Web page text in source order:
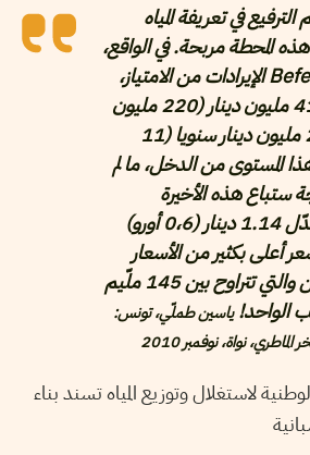
في تعريفة المياه
المحطة مربحة. في الواقع،
قدّرت شركة Befesa Agua الإيرادات من الامتياز،
في 20 سنة، بحوالي 417 مليون دينار (220 مليون
أورو)، أي بمعدّل 20,9 مليون دينار سنويا (11
المستوى من الدخل، ما لم
ستباع هذه الأخيرة
لعقدين من الزمن بمعدّل 1.14 دينار (0،6 أورو)
أعلى بكثير من الأسعار
المطبقة في الوقت الراهن والتي تتراوح بين 145 ملّيم
ياسين طملّي، تونس:
نواة، نوفمبر 2010
الوطنية لاستغلال وتوزيع المياه تسند بناء